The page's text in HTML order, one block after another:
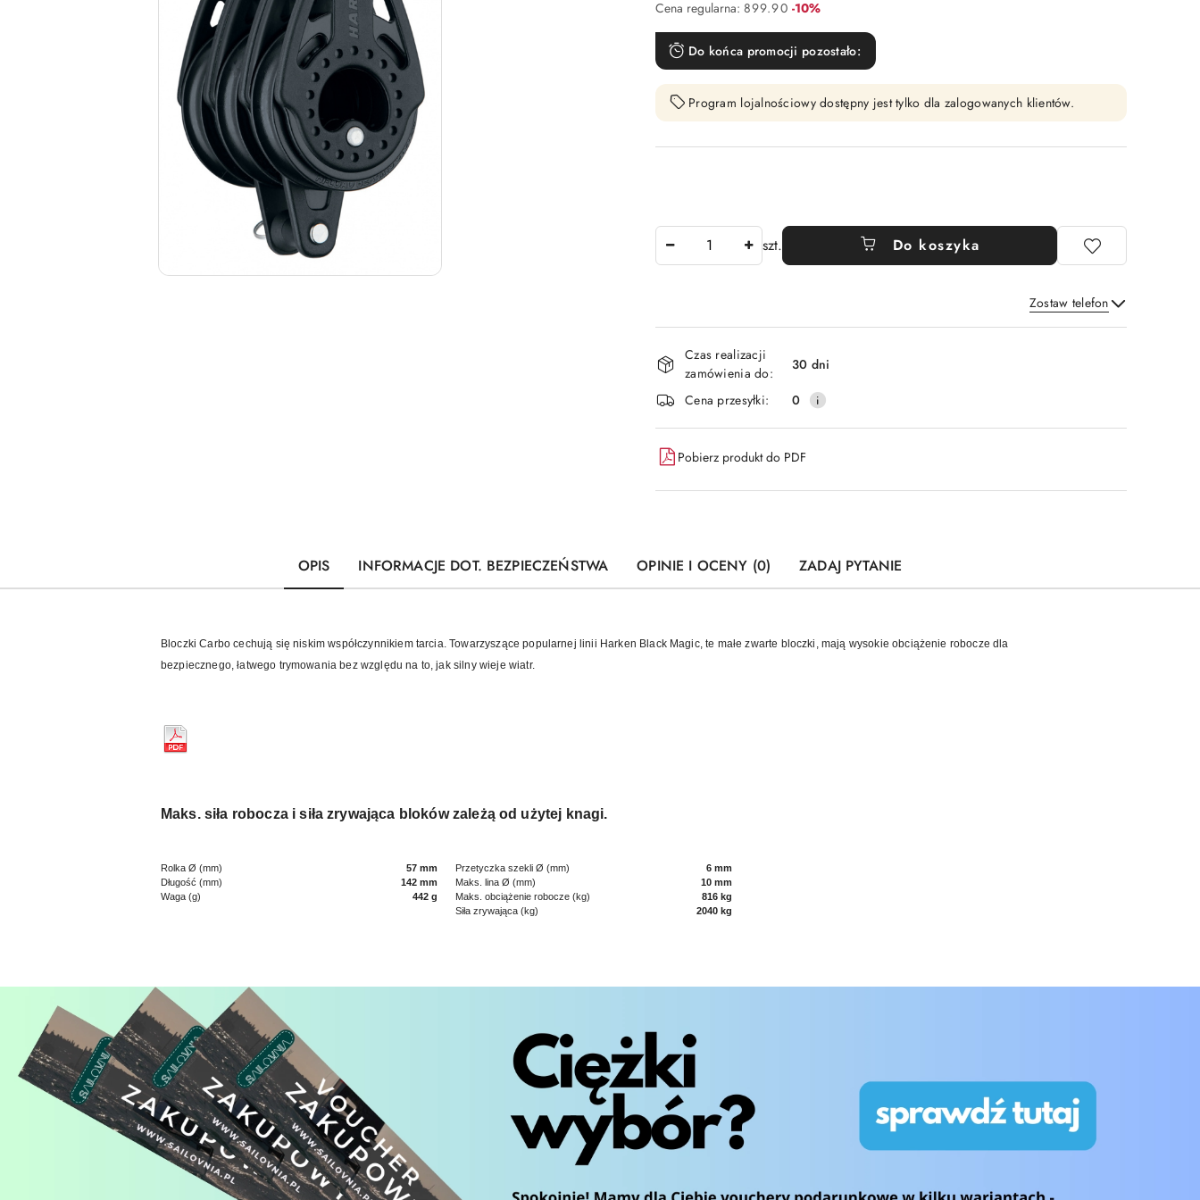
Cena regularna: 899.90 Rabat:
-10%
Do końca promocji pozostało:
Program lojalnościowy dostępny jest tylko dla zalogowanych klientów.
szt. Do koszyka
Zostaw telefon
Wyślij
Dostępność
i
dostawa
Czas realizacji
zamówienia do:
30 dni
Cena przesyłki:
0
Pobierz produkt do PDF
OPIS INFORMACJE DOT. BEZPIECZEŃSTWA OPINIE I OCENY (0) ZADAJ PYTANIE
Bloczki Carbo cechują się niskim współczynnikiem tarcia. Towarzyszące popularnej linii Harken Black Magic, te małe zwarte bloczki, mają wysokie obciążenie robocze dla
bezpiecznego, łatwego trymowania bez względu na to, jak silny wieje wiatr.
Maks. siła robocza i siła zrywająca bloków zależą od użytej knagi.
Rolka Ø (mm)
57 mm
Długość (mm)
142 mm
Waga (g)
442 g
Przetyczka szekli Ø (mm)
6 mm
Maks. lina Ø (mm)
10 mm
Maks. obciążenie robocze (kg)
816 kg
Siła zrywająca (kg)
2040 kg